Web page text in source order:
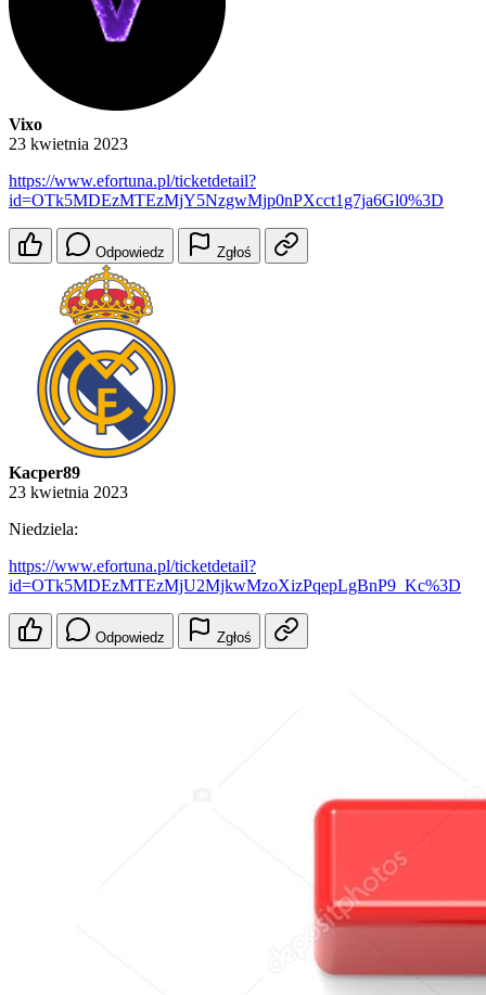
Vixo
23 kwietnia 2023
https://www.efortuna.pl/ticketdetail?
id=OTk5MDEzMTEzMjY5NzgwMjp0nPXcct1g7ja6Gl0%3D
Odpowiedz Zgłoś
Kacper89
23 kwietnia 2023
Niedziela:
https://www.efortuna.pl/ticketdetail?
id=OTk5MDEzMTEzMjU2MjkwMzoXizPqepLgBnP9_Kc%3D
Odpowiedz Zgłoś